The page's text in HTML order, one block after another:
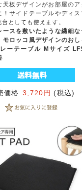
天板デザインがお部屋のア
！サイドテーブルやディス
としても使えます。
ースを敷いたような繊細な
モロッコ風デザインのおし
ーテーブル Mサイズ
価格 3,720円 (税込)